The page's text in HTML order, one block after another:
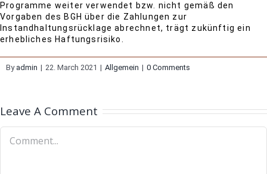
Programme weiter verwendet bzw. nicht gemäß den
Vorgaben des BGH über die Zahlungen zur
Instandhaltungsrücklage abrechnet, trägt zukünftig ein
erhebliches Haftungsrisiko.
By admin | 22. March 2021 | Allgemein | 0 Comments
Leave A Comment